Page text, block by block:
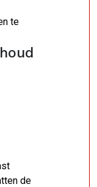
te
de